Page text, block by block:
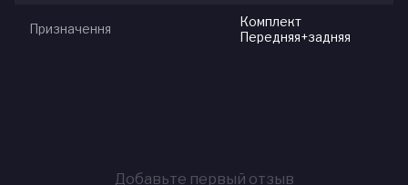
Призначення
Комплект
Передняя+задняя
Добавьте первый отзыв